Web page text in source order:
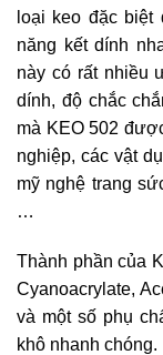
loại keo đặc
năng kết dính
này có rất nhiều
dính, độ chắc
mà KEO 502
nghiệp, các vật
mỹ nghệ trang
…
Thành phần của
Cyanoacrylate,
và một số phụ
khô nhanh chóng.